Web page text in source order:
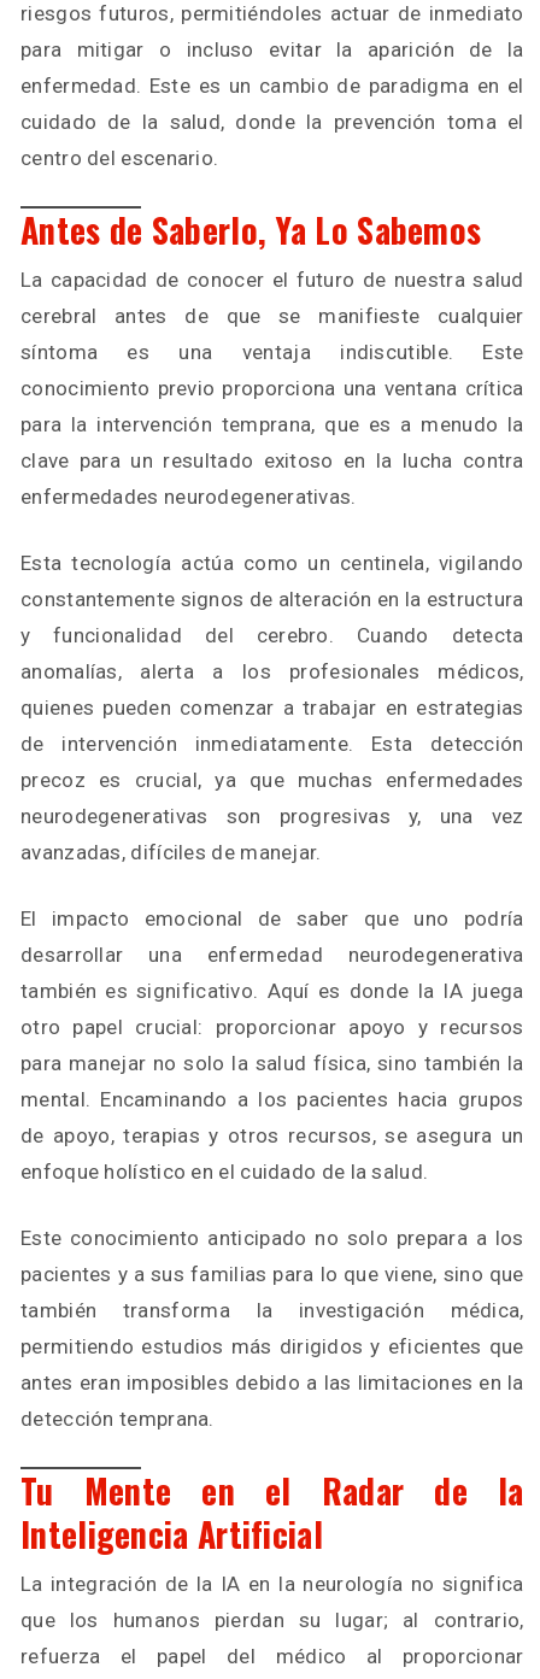
riesgos futuros, permitiéndoles actuar de inmediato
para mitigar o incluso evitar la aparición de la
enfermedad. Este es un cambio de paradigma en el
cuidado de la salud, donde la prevención toma el
centro del escenario.
Antes de Saberlo, Ya Lo Sabemos
La capacidad de conocer el futuro de nuestra salud
cerebral antes de que se manifieste cualquier
síntoma es una ventaja indiscutible. Este
conocimiento previo proporciona una ventana crítica
para la intervención temprana, que es a menudo la
clave para un resultado exitoso en la lucha contra
enfermedades neurodegenerativas.
Esta tecnología actúa como un centinela, vigilando
constantemente signos de alteración en la estructura
y funcionalidad del cerebro. Cuando detecta
anomalías, alerta a los profesionales médicos,
quienes pueden comenzar a trabajar en estrategias
de intervención inmediatamente. Esta detección
precoz es crucial, ya que muchas enfermedades
neurodegenerativas son progresivas y, una vez
avanzadas, difíciles de manejar.
El impacto emocional de saber que uno podría
desarrollar una enfermedad neurodegenerativa
también es significativo. Aquí es donde la IA juega
otro papel crucial: proporcionar apoyo y recursos
para manejar no solo la salud física, sino también la
mental. Encaminando a los pacientes hacia grupos
de apoyo, terapias y otros recursos, se asegura un
enfoque holístico en el cuidado de la salud.
Este conocimiento anticipado no solo prepara a los
pacientes y a sus familias para lo que viene, sino que
también transforma la investigación médica,
permitiendo estudios más dirigidos y eficientes que
antes eran imposibles debido a las limitaciones en la
detección temprana.
Tu Mente en el Radar de la
Inteligencia Artificial
La integración de la IA en la neurología no significa
que los humanos pierdan su lugar; al contrario,
refuerza el papel del médico al proporcionar